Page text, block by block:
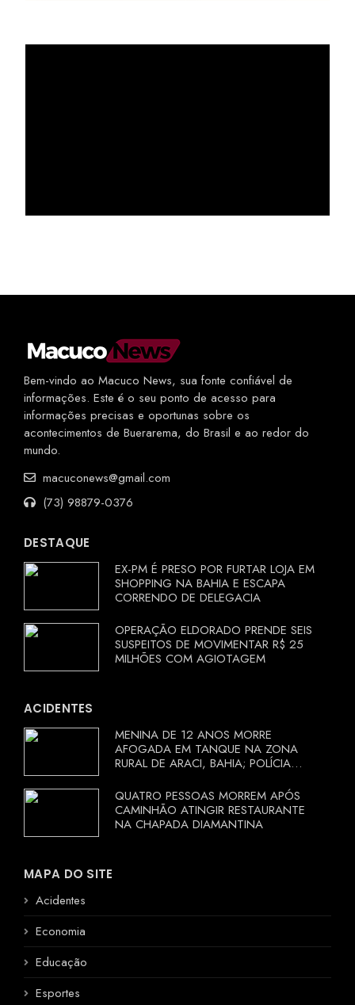
Bem-vindo ao Macuco News, sua fonte confiável de
informações. Este é o seu ponto de acesso para
informações precisas e oportunas sobre os
acontecimentos de Buerarema, do Brasil e ao redor do
mundo.
macuconews@gmail.com
(73) 98879-0376
DESTAQUE
EX-PM É PRESO POR FURTAR LOJA EM
SHOPPING NA BAHIA E ESCAPA
CORRENDO DE DELEGACIA
OPERAÇÃO ELDORADO PRENDE SEIS
SUSPEITOS DE MOVIMENTAR R$ 25
MILHÕES COM AGIOTAGEM
ACIDENTES
MENINA DE 12 ANOS MORRE
AFOGADA EM TANQUE NA ZONA
RURAL DE ARACI, BAHIA; POLÍCIA
QUATRO PESSOAS MORREM APÓS
CAMINHÃO ATINGIR RESTAURANTE
NA CHAPADA DIAMANTINA
MAPA DO SITE
Acidentes
Economia
Educação
Esportes